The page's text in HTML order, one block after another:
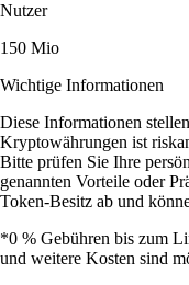
Nutzer
150 Mio
Wichtige Informationen
Diese Informationen
Kryptowährungen ist
Bitte prüfen Sie Ihre
genannten Vorteile oder
Token-Besitz ab und
*0 % Gebühren bis zum
und weitere Kosten sind